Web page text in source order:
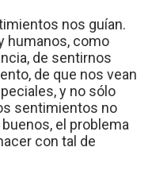
nos guían.
humanos, como
de sentirnos
de que nos vean
y no sólo
sentimientos no
el problema
con tal de